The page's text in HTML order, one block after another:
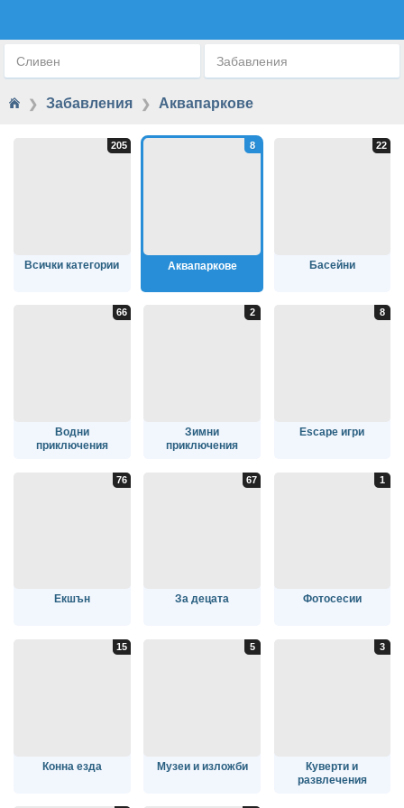
Сливен Забавления
❯ Забавления ❯ Аквапаркове
Всички категории Аквапаркове Басейни
Водни
приключения
Зимни
приключения
Escape игри
Екшън За децата Фотосесии
Конна езда Музеи и изложби
Куверти и
развлечения